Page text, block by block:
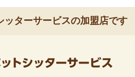
ッターサービスの加盟店です